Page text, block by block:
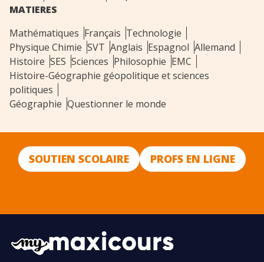
MATIERES
Mathématiques Français Technologie
Physique Chimie SVT Anglais Espagnol Allemand
Histoire SES Sciences Philosophie EMC
Histoire-Géographie géopolitique et sciences
politiques
Géographie Questionner le monde
SOUTIEN SCOLAIRE PROFS EN LIGNE